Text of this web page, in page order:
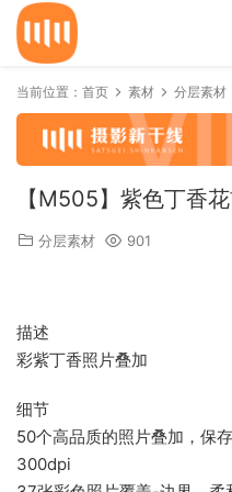
当前位置： 首页 素材 分层素材
【M505】紫色丁香
分层素材 901
描述
彩紫丁香照片叠加
细节
50个高品质的照片叠加，保
300dpi